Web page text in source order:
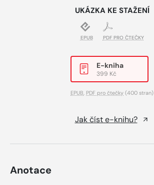
UKÁZKA KE STAŽENÍ
EPUB PDF PRO ČTEČKY
E-kniha
399 Kč
EPUB, PDF pro čtečky (400 stran)
Jak číst e-knihu?
Anotace